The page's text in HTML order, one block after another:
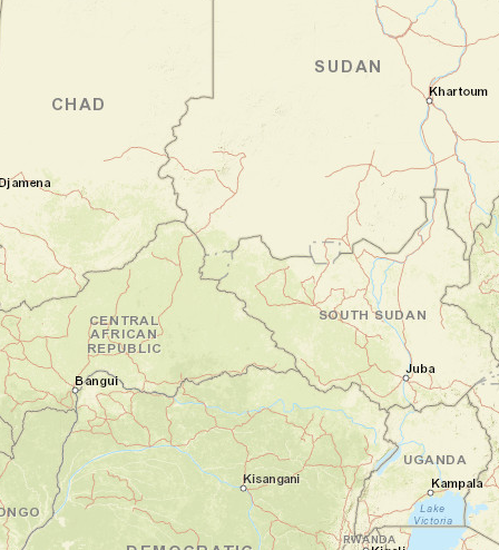
Dès le réveil, l'appel de la Montagne de la
Table se veut irrésistible. Le téléphérique
vous hisse à son sommet, d'où vous accédez
à une vue à 360 degrés qui vous laisse sans
voix. La ville s'étend à vos pieds, bordée par
deux océans qui se rencontrent à l'horizon.
Vous respirez l'air pur des hauteurs puis
redescendez en ville, où vous vous perdez
dans les ruelles colorées de Bo-Kaap.
L'après-midi, cap sur le jardin botanique de
Kirstenbosch, petit coin de paradis pour les
amoureux de la nature. La journée s'achève
en beauté au musée Zeitz MOCAA, avec ses
expositions d'art contemporain africain.
Nuit en maison d'hôtes
Jour 3
La péninsule du Cap, entre océans et
manchots
Cape Town - Muizenberg - Simon's